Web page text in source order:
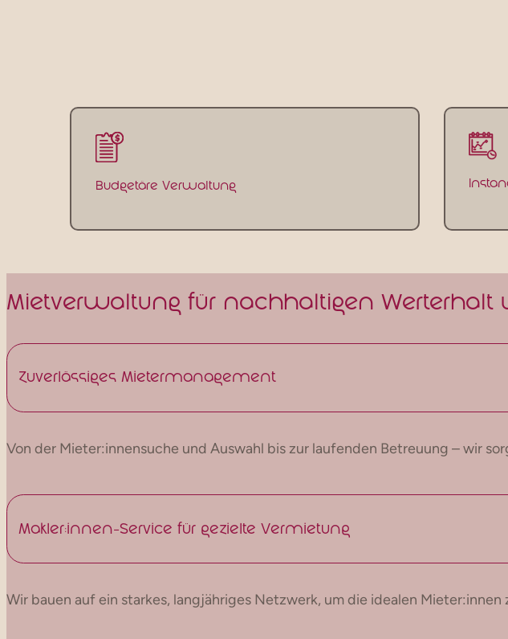
Budgetäre Verwaltung
Mietverwaltung für nachhaltigen Werterhalt
Zuverlässiges Mietermanagement
Von der Mieter:innensuche und Auswahl bis zur laufenden Betreuung – wir
Makler:innen-Service für gezielte Vermietung
Wir bauen auf ein starkes, langjähriges Netzwerk, um die idealen